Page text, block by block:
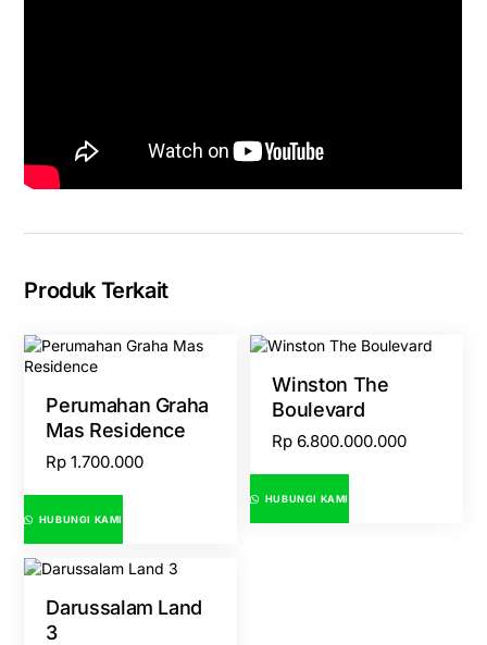
Produk Terkait
Perumahan Graha
Mas Residence
Rp 1.700.000
HUBUNGI KAMI
Winston The
Boulevard
Rp 6.800.000.000
HUBUNGI KAMI
Darussalam Land
3